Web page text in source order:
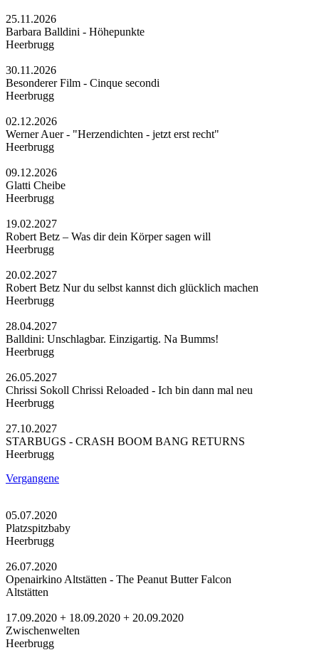
25.11.2026
Barbara Balldini - Höhepunkte
Heerbrugg
30.11.2026
Besonderer Film - Cinque secondi
Heerbrugg
02.12.2026
Werner Auer - "Herzendichten - jetzt erst recht"
Heerbrugg
09.12.2026
Glatti Cheibe
Heerbrugg
19.02.2027
Robert Betz – Was dir dein Körper sagen will
Heerbrugg
20.02.2027
Robert Betz Nur du selbst kannst dich glücklich machen
Heerbrugg
28.04.2027
Balldini: Unschlagbar. Einzigartig. Na Bumms!
Heerbrugg
26.05.2027
Chrissi Sokoll Chrissi Reloaded - Ich bin dann mal neu
Heerbrugg
27.10.2027
STARBUGS - CRASH BOOM BANG RETURNS
Heerbrugg
Vergangene
05.07.2020
Platzspitzbaby
Heerbrugg
26.07.2020
Openairkino Altstätten - The Peanut Butter Falcon
Altstätten
17.09.2020 + 18.09.2020 + 20.09.2020
Zwischenwelten
Heerbrugg